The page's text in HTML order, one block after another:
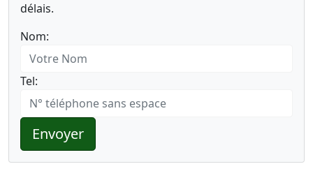
délais.
Nom:
Tel:
Envoyer